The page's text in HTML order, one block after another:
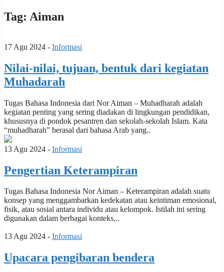
Tag: Aiman
17 Agu 2024 - Informasi
Nilai-nilai, tujuan, bentuk dari kegiatan
Muhadarah
Tugas Bahasa Indonesia dari Nor Aiman – Muhadharah adalah
kegiatan penting yang sering diadakan di lingkungan pendidikan,
khususnya di pondok pesantren dan sekolah-sekolah Islam. Kata
“muhadharah” berasal dari bahasa Arab yang..
13 Agu 2024 - Informasi
Pengertian Keterampiran
Tugas Bahasa Indonesia Nor Aiman – Keterampiran adalah suatu
konsep yang menggambarkan kedekatan atau keintiman emosional,
fisik, atau sosial antara individu atau kelompok. Istilah ini sering
digunakan dalam berbagai konteks,..
13 Agu 2024 - Informasi
Upacara pengibaran bendera